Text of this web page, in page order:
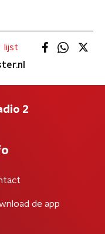
lijst
2
de app